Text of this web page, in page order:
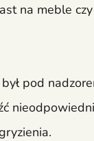
na meble
pod